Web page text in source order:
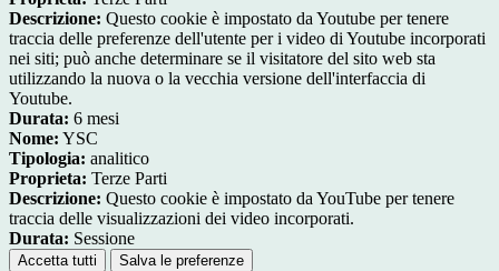
Descrizione: Questo cookie è impostato da Youtube per tenere
traccia delle preferenze dell'utente per i video di Youtube incorporati
nei siti; può anche determinare se il visitatore del sito web sta
utilizzando la nuova o la vecchia versione dell'interfaccia di
Youtube.
Durata: 6 mesi
Nome: YSC
Tipologia: analitico
Proprieta: Terze Parti
Descrizione: Questo cookie è impostato da YouTube per tenere
traccia delle visualizzazioni dei video incorporati.
Durata: Sessione
Accetta tutti Salva le preferenze